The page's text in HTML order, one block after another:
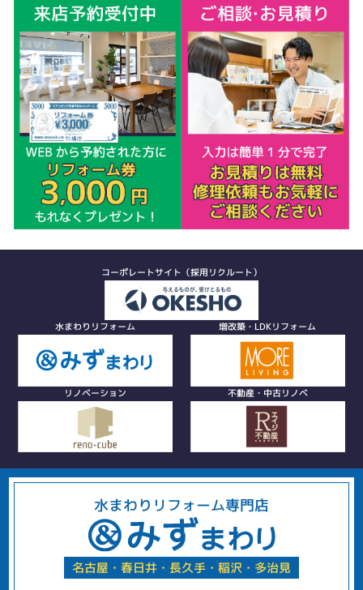
コーポレートサイト（採用リクルート）
水まわりリフォーム 増改築・LDKリフォーム
リノベーション 不動産・中古リノベ
水まわりリフォーム専門店
名古屋・春日井・長久手・稲沢・多治見